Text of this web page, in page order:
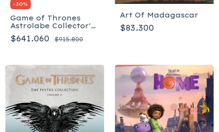
-30%
Game of Thrones
Astrolabe Collector's
Edition - Inglés
$641.060 $915.800
Art Of Madagascar
$83.300